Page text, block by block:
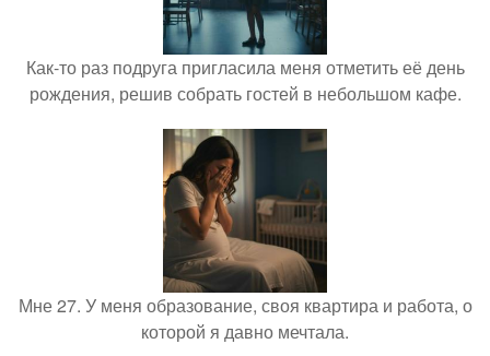
Как-то раз подруга пригласила меня отметить её день
рождения, решив собрать гостей в небольшом кафе.
Мне 27. У меня образование, своя квартира и работа, о
которой я давно мечтала.